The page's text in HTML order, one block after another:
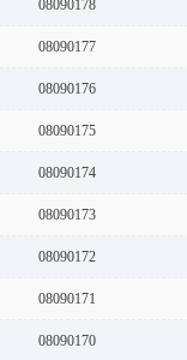
08090178
08090177
08090176
08090175
08090174
08090173
08090172
08090171
08090170